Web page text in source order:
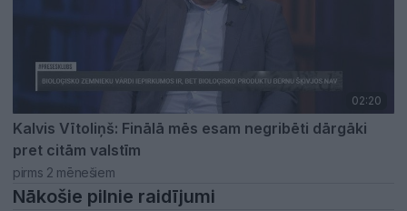
02:20
Kalvis Vītoliņš: Finālā mēs esam negribēti dārgāki
pret citām valstīm
pirms 2 mēnešiem
Nākošie pilnie raidījumi